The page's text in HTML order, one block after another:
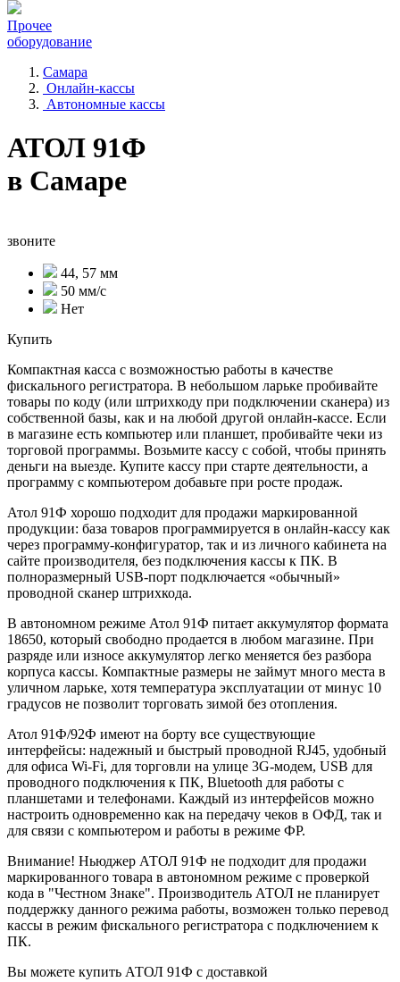
Прочее
оборудование
Самара
Онлайн-кассы
Автономные кассы
АТОЛ 91Ф
в Самаре
звоните
44, 57 мм
50 мм/с
Нет
Купить
Компактная касса с возможностью работы в качестве
фискального регистратора. В небольшом ларьке пробивайте
товары по коду (или штрихкоду при подключении сканера) из
собственной базы, как и на любой другой онлайн-кассе. Если
в магазине есть компьютер или планшет, пробивайте чеки из
торговой программы. Возьмите кассу с собой, чтобы принять
деньги на выезде. Купите кассу при старте деятельности, а
программу с компьютером добавьте при росте продаж.
Атол 91Ф хорошо подходит для продажи маркированной
продукции: база товаров программируется в онлайн-кассу как
через программу-конфигуратор, так и из личного кабинета на
сайте производителя, без подключения кассы к ПК. В
полноразмерный USB-порт подключается «обычный»
проводной сканер штрихкода.
В автономном режиме Атол 91Ф питает аккумулятор формата
18650, который свободно продается в любом магазине. При
разряде или износе аккумулятор легко меняется без разбора
корпуса кассы. Компактные размеры не займут много места в
уличном ларьке, хотя температура эксплуатации от минус 10
градусов не позволит торговать зимой без отопления.
Атол 91Ф/92Ф имеют на борту все существующие
интерфейсы: надежный и быстрый проводной RJ45, удобный
для офиса Wi-Fi, для торговли на улице 3G-модем, USB для
проводного подключения к ПК, Bluetooth для работы с
планшетами и телефонами. Каждый из интерфейсов можно
настроить одновременно как на передачу чеков в ОФД, так и
для связи с компьютером и работы в режиме ФР.
Внимание! Ньюджер АТОЛ 91Ф не подходит для продажи
маркированного товара в автономном режиме с проверкой
кода в "Честном Знаке". Производитель АТОЛ не планирует
поддержку данного режима работы, возможен только перевод
кассы в режим фискального регистратора с подключением к
ПК.
Вы можете купить АТОЛ 91Ф с доставкой